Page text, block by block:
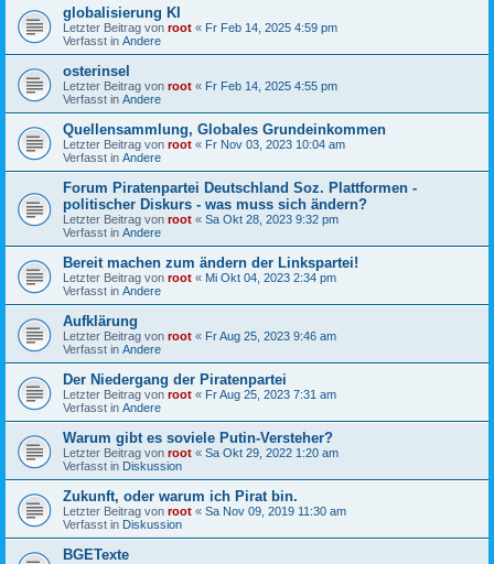
globalisierung KI
Letzter Beitrag von root « Fr Feb 14, 2025 4:59 pm
Verfasst in Andere
osterinsel
Letzter Beitrag von root « Fr Feb 14, 2025 4:55 pm
Verfasst in Andere
Quellensammlung, Globales Grundeinkommen
Letzter Beitrag von root « Fr Nov 03, 2023 10:04 am
Verfasst in Andere
Forum Piratenpartei Deutschland Soz. Plattformen -
politischer Diskurs - was muss sich ändern?
Letzter Beitrag von root « Sa Okt 28, 2023 9:32 pm
Verfasst in Andere
Bereit machen zum ändern der Linkspartei!
Letzter Beitrag von root « Mi Okt 04, 2023 2:34 pm
Verfasst in Andere
Aufklärung
Letzter Beitrag von root « Fr Aug 25, 2023 9:46 am
Verfasst in Andere
Der Niedergang der Piratenpartei
Letzter Beitrag von root « Fr Aug 25, 2023 7:31 am
Verfasst in Andere
Warum gibt es soviele Putin-Versteher?
Letzter Beitrag von root « Sa Okt 29, 2022 1:20 am
Verfasst in Diskussion
Zukunft, oder warum ich Pirat bin.
Letzter Beitrag von root « Sa Nov 09, 2019 11:30 am
Verfasst in Diskussion
BGETexte